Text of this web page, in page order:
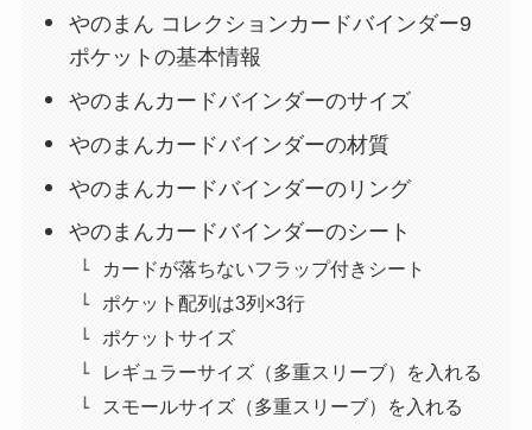
やのまん コレクションカードバインダー9
ポケットの基本情報
やのまんカードバインダーのサイズ
やのまんカードバインダーの材質
やのまんカードバインダーのリング
やのまんカードバインダーのシート
カードが落ちないフラップ付きシート
ポケット配列は3列×3行
ポケットサイズ
レギュラーサイズ（多重スリーブ）を入れる
スモールサイズ（多重スリーブ）を入れる